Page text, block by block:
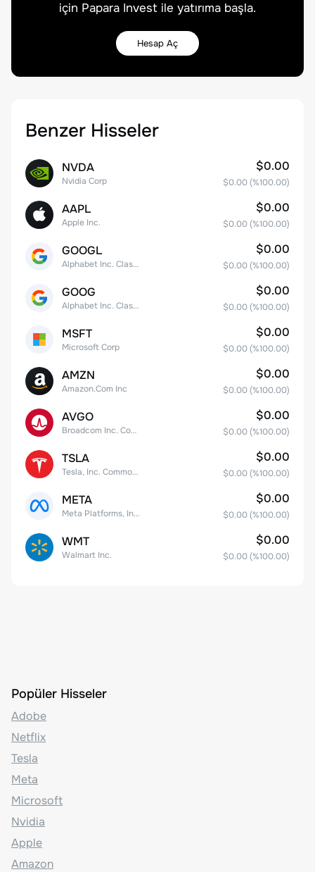
için Papara Invest ile yatırıma başla.
Hesap Aç
Benzer Hisseler
NVDA
Nvidia Corp
$0.00
$0.00 (%100.00)
AAPL
Apple Inc.
$0.00
$0.00 (%100.00)
GOOGL
Alphabet Inc. Class A Common Stock
$0.00
$0.00 (%100.00)
GOOG
Alphabet Inc. Class C Capital Stock
$0.00
$0.00 (%100.00)
MSFT
Microsoft Corp
$0.00
$0.00 (%100.00)
AMZN
Amazon.Com Inc
$0.00
$0.00 (%100.00)
AVGO
Broadcom Inc. Common Stock
$0.00
$0.00 (%100.00)
TSLA
Tesla, Inc. Common Stock
$0.00
$0.00 (%100.00)
META
Meta Platforms, Inc. Class A Common Stock
$0.00
$0.00 (%100.00)
WMT
Walmart Inc.
$0.00
$0.00 (%100.00)
Popüler Hisseler
Adobe
Netflix
Tesla
Meta
Microsoft
Nvidia
Apple
Amazon